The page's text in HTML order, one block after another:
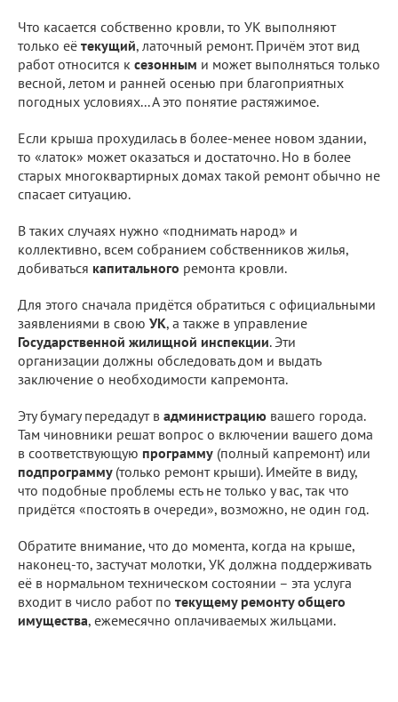
Что касается собственно кровли, то УК выполняют
только её текущий, латочный ремонт. Причём этот вид
работ относится к сезонным и может выполняться только
весной, летом и ранней осенью при благоприятных
погодных условиях... А это понятие растяжимое.
Если крыша прохудилась в более-менее новом здании,
то «латок» может оказаться и достаточно. Но в более
старых многоквартирных домах такой ремонт обычно не
спасает ситуацию.
В таких случаях нужно «поднимать народ» и
коллективно, всем собранием собственников жилья,
добиваться капитального ремонта кровли.
Для этого сначала придётся обратиться с официальными
заявлениями в свою УК, а также в управление
Государственной жилищной инспекции. Эти
организации должны обследовать дом и выдать
заключение о необходимости капремонта.
Эту бумагу передадут в администрацию вашего города.
Там чиновники решат вопрос о включении вашего дома
в соответствующую программу (полный капремонт) или
подпрограмму (только ремонт крыши). Имейте в виду,
что подобные проблемы есть не только у вас, так что
придётся «постоять в очереди», возможно, не один год.
Обратите внимание, что до момента, когда на крыше,
наконец-то, застучат молотки, УК должна поддерживать
её в нормальном техническом состоянии – эта услуга
входит в число работ по текущему ремонту общего
имущества, ежемесячно оплачиваемых жильцами.